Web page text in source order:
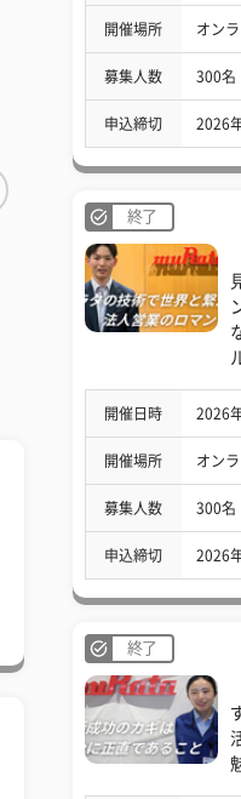
開催場所 オン
募集人数 300名
申込締切 2026
終了
開催日時 2026
開催場所 オン
募集人数 300名
申込締切 2026
終了